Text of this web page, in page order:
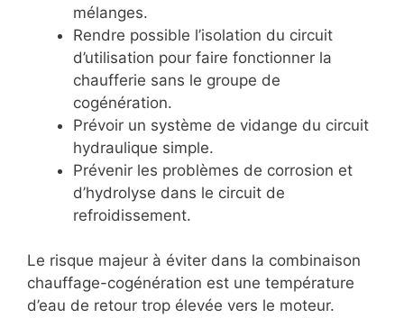
mélanges.
Rendre possible l’isolation du circuit
d’utilisation pour faire fonctionner la
chaufferie sans le groupe de
cogénération.
Prévoir un système de vidange du circuit
hydraulique simple.
Prévenir les problèmes de corrosion et
d’hydrolyse dans le circuit de
refroidissement.
Le risque majeur à éviter dans la combinaison
chauffage-cogénération est une température
d’eau de retour trop élevée vers le moteur.